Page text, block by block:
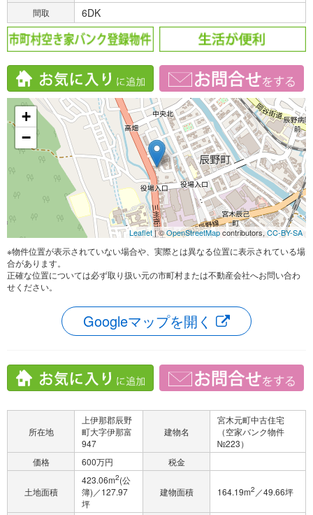
間取 6DK
+
−
Leaflet| ©OpenStreetMapcontributors,CC-BY-SA
※物件位置が表示されていない場合や、実際とは異なる位置に表示されている場
合があります。
正確な位置については必ず取り扱い元の市町村または不動産会社へお問い合わ
せください。
Googleマップを開く
所在地
上伊那郡辰野
町大字伊那富
947
建物名
宮木元町中古住宅
（空家バンク物件
№223）
価格
600万円 税金
土地面積
423.06m2(公
簿)／127.97
坪
建物面積 164.19m2 ／49.66坪